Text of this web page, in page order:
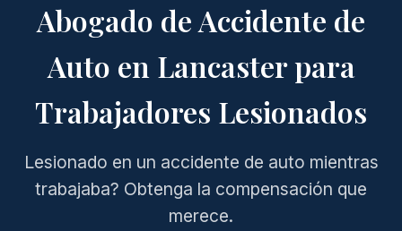
Abogado de Accidente de
Auto en Lancaster para
Trabajadores Lesionados
Lesionado en un accidente de auto mientras
trabajaba? Obtenga la compensación que
merece.